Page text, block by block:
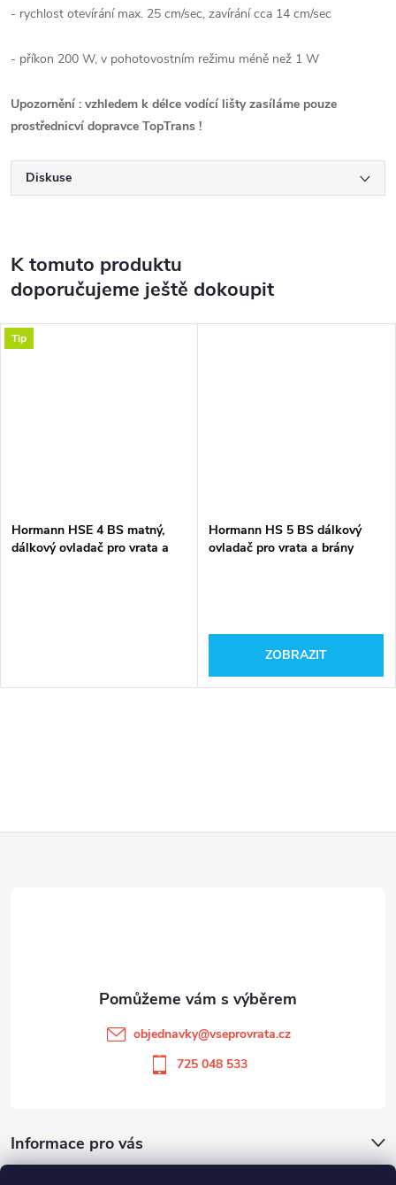
- rychlost otevírání max. 25 cm/sec, zavírání cca 14 cm/sec
- příkon 200 W, v pohotovostním režimu méně než 1 W
Upozornění : vzhledem k délce vodící lišty zasíláme pouze
prostřednicví dopravce TopTrans !
Diskuse
K tomuto produktu
doporučujeme ještě dokoupit
Tip
Hormann HSE 4 BS matný,
dálkový ovladač pro vrata a
Hormann HS 5 BS dálkový
ovladač pro vrata a brány
ZOBRAZIT
objednavky@vseprovrata.cz
725 048 533
Informace pro vás